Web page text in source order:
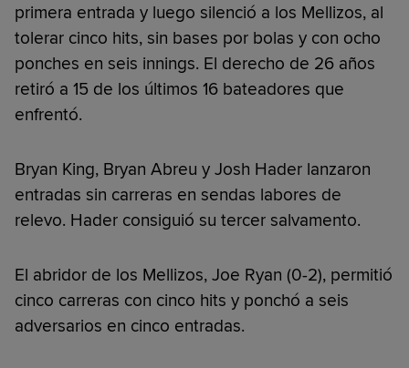
primera entrada y luego silenció a los Mellizos, al
tolerar cinco hits, sin bases por bolas y con ocho
ponches en seis innings. El derecho de 26 años
retiró a 15 de los últimos 16 bateadores que
enfrentó.
Bryan King, Bryan Abreu y Josh Hader lanzaron
entradas sin carreras en sendas labores de
relevo. Hader consiguió su tercer salvamento.
El abridor de los Mellizos, Joe Ryan (0-2), permitió
cinco carreras con cinco hits y ponchó a seis
adversarios en cinco entradas.